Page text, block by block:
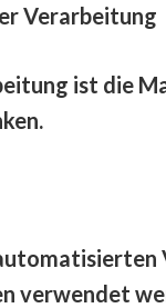
Verarbeitung
ist die
verwendet